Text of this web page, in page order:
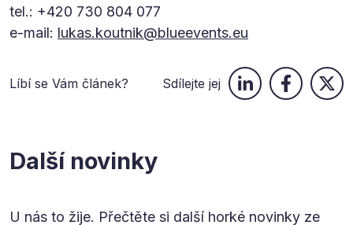
tel.: +420 730 804 077
e-mail: lukas.koutnik@blueevents.eu
Líbí se Vám článek? Sdílejte jej
Další novinky
U nás to žije. Přečtěte si další horké novinky ze